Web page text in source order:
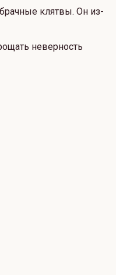
клятвы. Он из-
неверность